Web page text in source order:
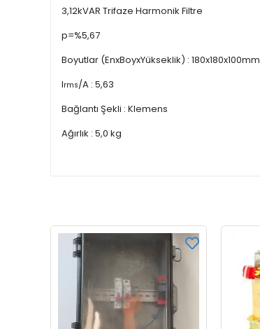
3,12kVAR Trifaze Harmonik Filtre
p=%5,67
Boyutlar (EnxBoyxYükseklik) : 180x180x100mm
Irms/A : 5,63
Bağlantı Şekli : Klemens
Ağırlık : 5,0 kg